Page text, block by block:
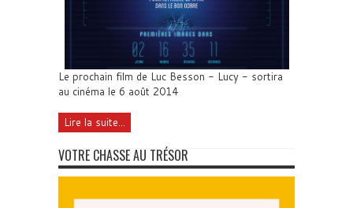
Le prochain film de Luc Besson - Lucy - sortira
au cinéma le 6 août 2014
Lire la suite...
VOTRE CHASSE AU TRÉSOR